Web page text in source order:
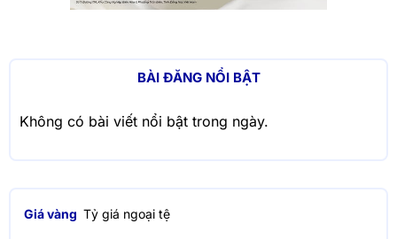
BÀI ĐĂNG NỔI BẬT
Không có bài viết nổi bật trong ngày.
Giá vàng Tỷ giá ngoại tệ